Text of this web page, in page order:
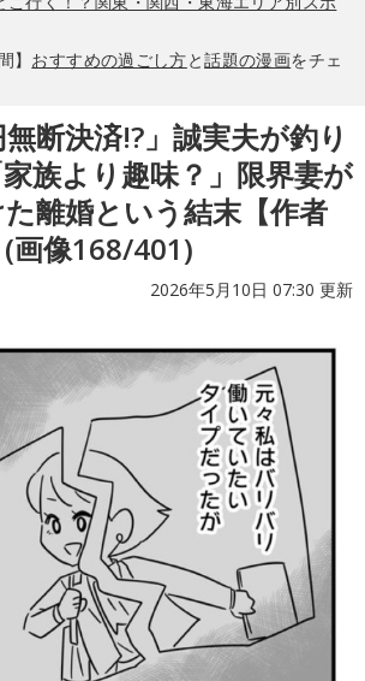
】 おすすめの過ごし方と話題の漫画をチェ
無断決済!?」誠実夫が釣り
族より趣味？」限界妻が
離婚という結末【作者
画像168/401)
2026年5月10日 07:30 更新